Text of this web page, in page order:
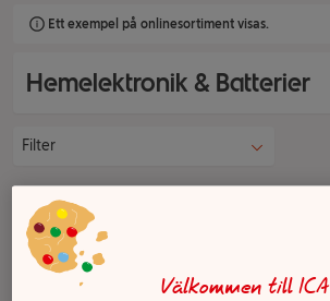
Ett exempel på onlinesortiment visas.
Hemelektronik & Batterier
Filter
Välkommen till ICA